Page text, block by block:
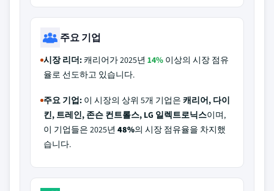
주요 기업
시장 리더:캐리어가 2025년 14% 이상의 시장 점유
율로 선도하고 있습니다.
주요 기업: 이 시장의 상위 5개 기업은 캐리어, 다이
킨, 트레인, 존슨 컨트롤스, LG 일렉트로닉스이며,
이 기업들은 2025년 48%의 시장 점유율을 차지했
습니다.